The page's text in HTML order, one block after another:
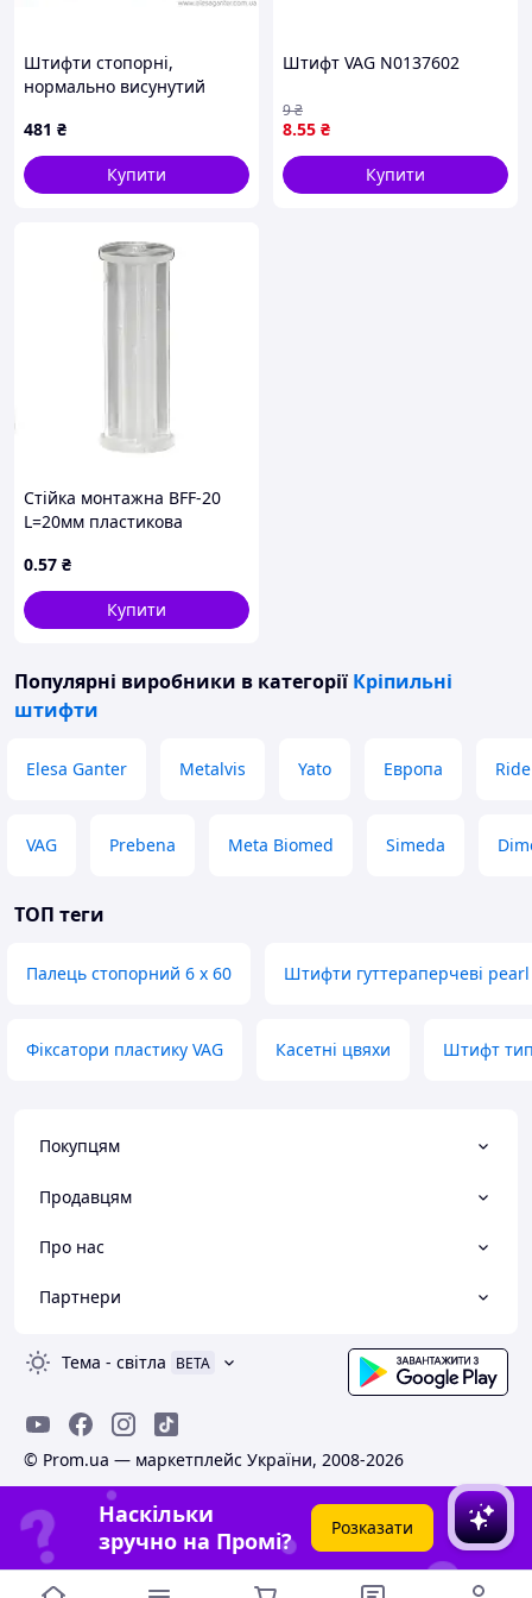
Штифти стопорні,
нормально висунутий
наконечники GN 81700-5-
8-B-SD-ST
481 ₴
Купити
Штифт VAG N0137602
8.55 ₴
9₴
Купити
Стійка монтажна BFF-20
L=20мм пластикова
0.57 ₴
Купити
Популярні виробники в категорії Кріпильні
штифти
Elesa Ganter Metalvis Yato Европа
VAG Prebena Meta Biomed Simeda
ТОП теги
Палець стопорний 6 х 60 Штифти гуттераперчеві
Фіксатори пластику VAG Касетні цвяхи Штифт
Покупцям
Продавцям
Про нас
Партнери
Тема - світла BETA
© Prom.ua — маркетплейс України, 2008-2026
Наскільки
зручно на Промі?
Розказати